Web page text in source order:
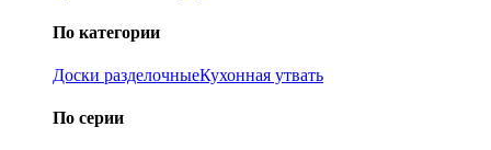
По категории
Доски разделочныеКухонная утвать
По серии